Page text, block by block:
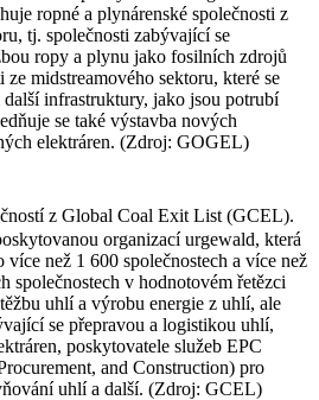
ropné a plynárenské společnosti z
tj. společnosti zabývající se
ropy a plynu jako fosilních zdrojů
ze midstreamového sektoru, které se
infrastruktury, jako jsou potrubí
se také výstavba nových
elektráren. (Zdroj: GOGEL)
z Global Coal Exit List (GCEL).
organizací urgewald, která
více než 1 600 společnostech a více než
společnostech v hodnotovém řetězci
uhlí a výrobu energie z uhlí, ale
se přepravou a logistikou uhlí,
poskytovatele služeb EPC
and Construction) pro
uhlí a další. (Zdroj: GCEL)